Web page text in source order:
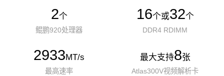
2个
鲲鹏920处理器
16个或32个
DDR4 RDIMM
2933MT/s
最高速率
最大支持8张
Atlas300V视频解析卡